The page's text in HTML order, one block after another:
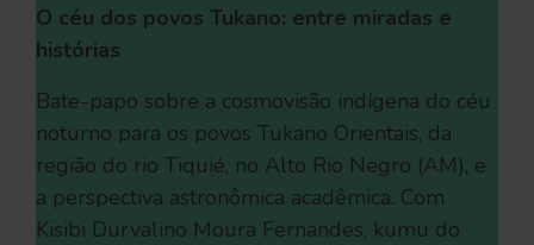
O céu dos povos Tukano: entre miradas e
histórias
Bate-papo sobre a cosmovisão indígena do céu
noturno para os povos Tukano Orientais, da
região do rio Tiquié, no Alto Rio Negro (AM), e
a perspectiva astronômica acadêmica. Com
Kisibi Durvalino Moura Fernandes, kumu do